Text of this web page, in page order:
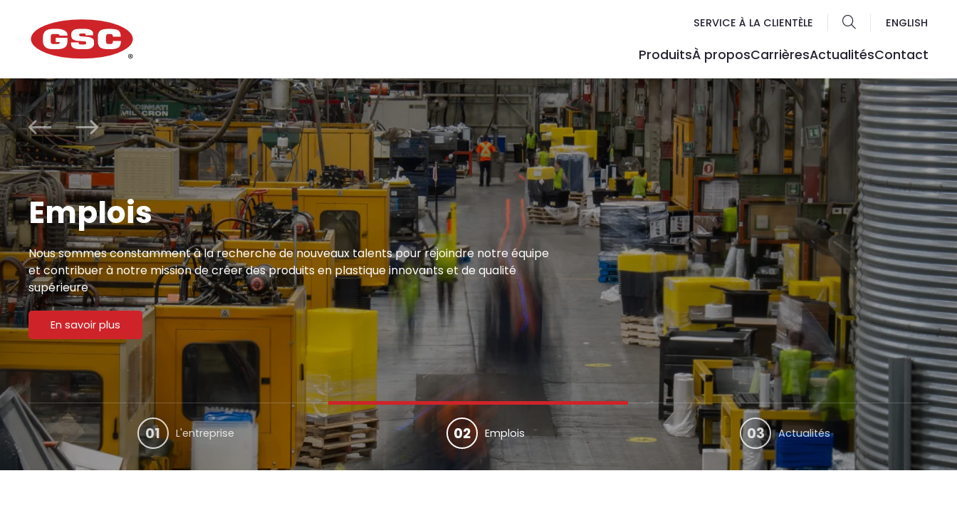
SERVICE À LA CLIENTÈLE ENGLISH
ProduitsÀ proposCarrièresActualitésContact
Actualités
Si vous êtes un utilisateur d'étiquettes intelligentes Organize-it, cette nouvelle représente un
énorme avantage ! Ne manquez pas cette occasion !
01 L'entreprise 02 Emplois 03 Actualités